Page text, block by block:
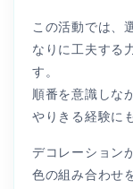
この活動では、
なりに工夫する
す。
順番を意識しな
やりきる経験に
デコレーション
色の組み合わせ